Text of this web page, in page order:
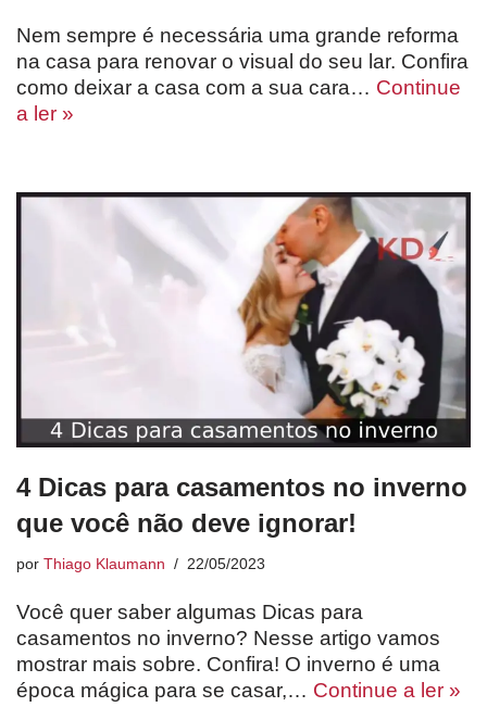
Nem sempre é necessária uma grande reforma
na casa para renovar o visual do seu lar. Confira
como deixar a casa com a sua cara… Continue
a ler »
4 Dicas para casamentos no inverno
que você não deve ignorar!
por Thiago Klaumann 22/05/2023
Você quer saber algumas Dicas para
casamentos no inverno? Nesse artigo vamos
mostrar mais sobre. Confira! O inverno é uma
época mágica para se casar,… Continue a ler »